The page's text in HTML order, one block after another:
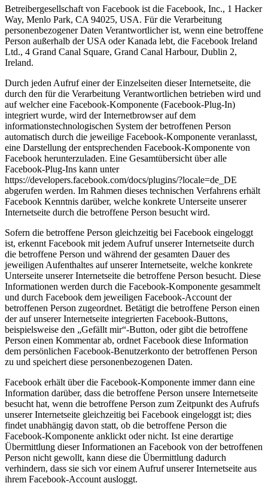
Betreibergesellschaft von Facebook ist die Facebook, Inc., 1 Hacker
Way, Menlo Park, CA 94025, USA. Für die Verarbeitung
personenbezogener Daten Verantwortlicher ist, wenn eine betroffene
Person außerhalb der USA oder Kanada lebt, die Facebook Ireland
Ltd., 4 Grand Canal Square, Grand Canal Harbour, Dublin 2,
Ireland.
Durch jeden Aufruf einer der Einzelseiten dieser Internetseite, die
durch den für die Verarbeitung Verantwortlichen betrieben wird und
auf welcher eine Facebook-Komponente (Facebook-Plug-In)
integriert wurde, wird der Internetbrowser auf dem
informationstechnologischen System der betroffenen Person
automatisch durch die jeweilige Facebook-Komponente veranlasst,
eine Darstellung der entsprechenden Facebook-Komponente von
Facebook herunterzuladen. Eine Gesamtübersicht über alle
Facebook-Plug-Ins kann unter
https://developers.facebook.com/docs/plugins/?locale=de_DE
abgerufen werden. Im Rahmen dieses technischen Verfahrens erhält
Facebook Kenntnis darüber, welche konkrete Unterseite unserer
Internetseite durch die betroffene Person besucht wird.
Sofern die betroffene Person gleichzeitig bei Facebook eingeloggt
ist, erkennt Facebook mit jedem Aufruf unserer Internetseite durch
die betroffene Person und während der gesamten Dauer des
jeweiligen Aufenthaltes auf unserer Internetseite, welche konkrete
Unterseite unserer Internetseite die betroffene Person besucht. Diese
Informationen werden durch die Facebook-Komponente gesammelt
und durch Facebook dem jeweiligen Facebook-Account der
betroffenen Person zugeordnet. Betätigt die betroffene Person einen
der auf unserer Internetseite integrierten Facebook-Buttons,
beispielsweise den „Gefällt mir“-Button, oder gibt die betroffene
Person einen Kommentar ab, ordnet Facebook diese Information
dem persönlichen Facebook-Benutzerkonto der betroffenen Person
zu und speichert diese personenbezogenen Daten.
Facebook erhält über die Facebook-Komponente immer dann eine
Information darüber, dass die betroffene Person unsere Internetseite
besucht hat, wenn die betroffene Person zum Zeitpunkt des Aufrufs
unserer Internetseite gleichzeitig bei Facebook eingeloggt ist; dies
findet unabhängig davon statt, ob die betroffene Person die
Facebook-Komponente anklickt oder nicht. Ist eine derartige
Übermittlung dieser Informationen an Facebook von der betroffenen
Person nicht gewollt, kann diese die Übermittlung dadurch
verhindern, dass sie sich vor einem Aufruf unserer Internetseite aus
ihrem Facebook-Account ausloggt.